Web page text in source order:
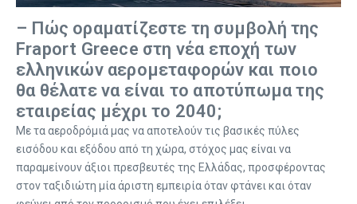
– Πώς οραματίζεστε τη συμβολή της
Fraport Greece στη νέα εποχή των
ελληνικών αερομεταφορών και ποιο
θα θέλατε να είναι το αποτύπωμα της
εταιρείας μέχρι το 2040;
Με τα αεροδρόμιά μας να αποτελούν τις βασικές πύλες
εισόδου και εξόδου από τη χώρα, στόχος μας είναι να
παραμείνουν άξιοι πρεσβευτές της Ελλάδας, προσφέροντας
στον ταξιδιώτη μία άριστη εμπειρία όταν φτάνει και όταν